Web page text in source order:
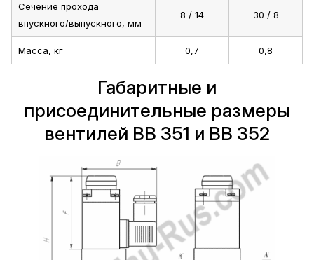
Сечение прохода
впускного/выпускного, мм
8 / 14 30 / 8
Масса, кг 0,7 0,8
Габаритные и
присоединительные размеры
вентилей ВВ 351 и ВВ 352